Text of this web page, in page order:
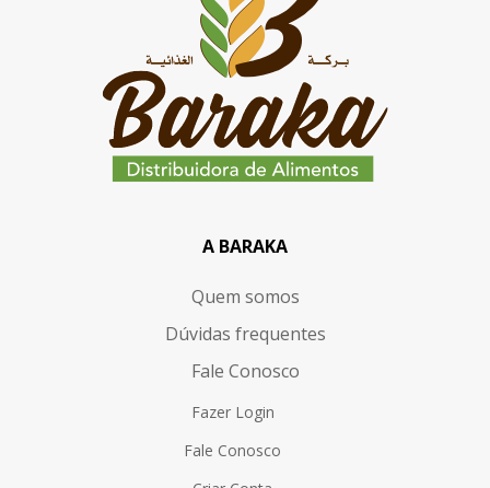
A BARAKA
Quem somos
Dúvidas frequentes
Fale Conosco
Fazer Login
Fale Conosco